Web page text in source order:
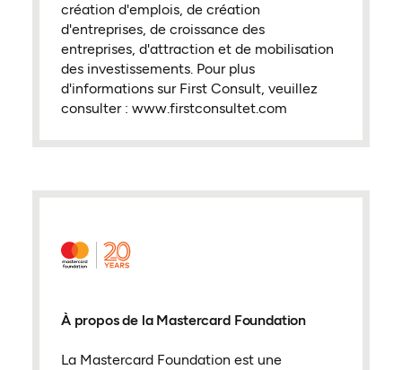
création d'emplois, de création
d'entreprises, de croissance des
entreprises, d'attraction et de mobilisation
des investissements. Pour plus
d'informations sur First Consult, veuillez
consulter : www.firstconsultet.com
À propos de la Mastercard Foundation
La Mastercard Foundation est une